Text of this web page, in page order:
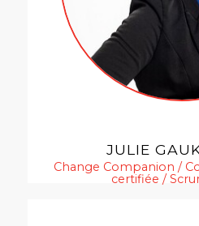
JULIE
Change Companion /
certifiée /